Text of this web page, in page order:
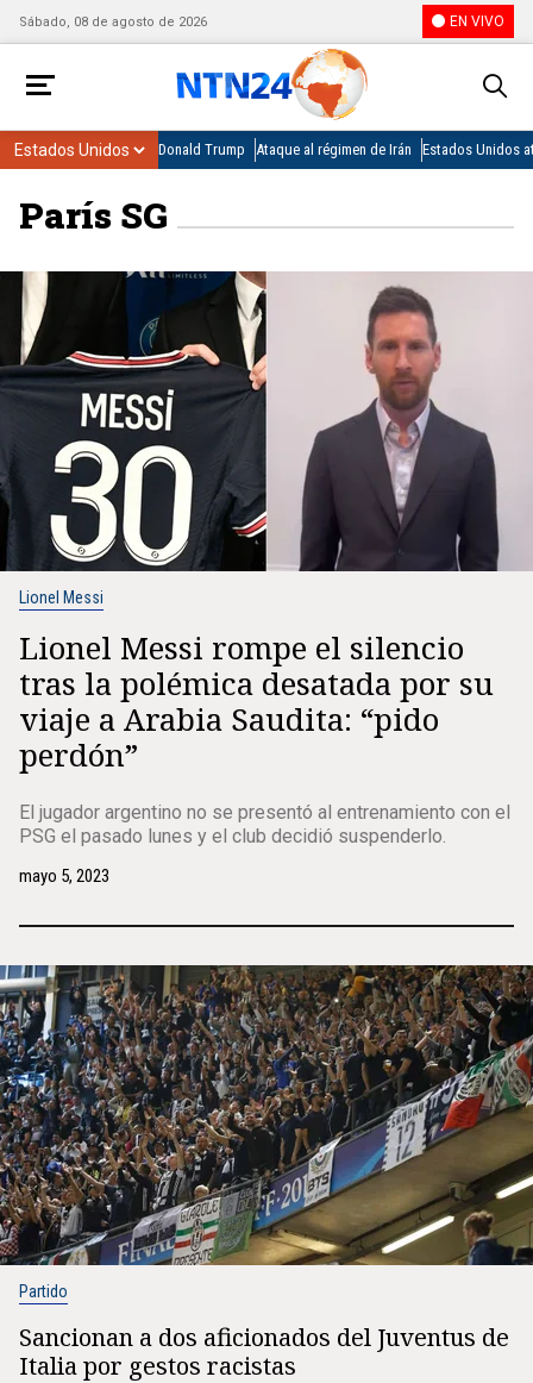
Sábado, 08 de agosto de 2026 EN VIVO
Donald Trump Ataque al régimen de Irán Estados Unidos
París SG
Lionel Messi
Lionel Messi rompe el silencio
tras la polémica desatada por su
viaje a Arabia Saudita: “pido
perdón”
El jugador argentino no se presentó al entrenamiento con el
PSG el pasado lunes y el club decidió suspenderlo.
mayo 5, 2023
Partido
Sancionan a dos aficionados del Juventus de
Italia por gestos racistas